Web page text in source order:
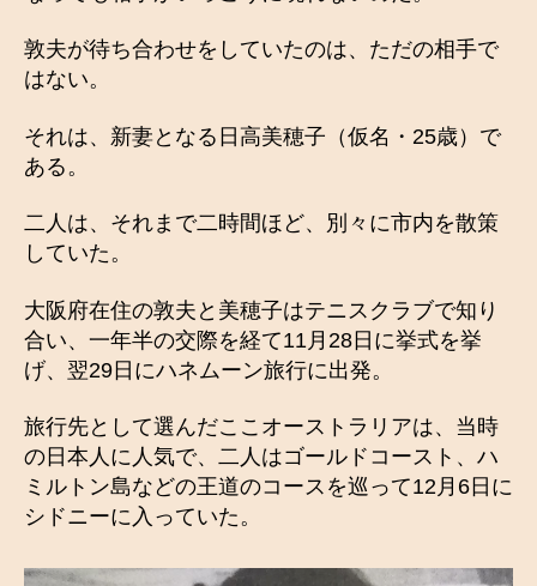
敦夫が待ち合わせをしていたのは、ただの相手で
はない。
それは、新妻となる日高美穂子（仮名・25歳）で
ある。
二人は、それまで二時間ほど、別々に市内を散策
していた。
大阪府在住の敦夫と美穂子はテニスクラブで知り
合い、一年半の交際を経て11月28日に挙式を挙
げ、翌29日にハネムーン旅行に出発。
旅行先として選んだここオーストラリアは、当時
の日本人に人気で、二人はゴールドコースト、ハ
ミルトン島などの王道のコースを巡って12月6日に
シドニーに入っていた。